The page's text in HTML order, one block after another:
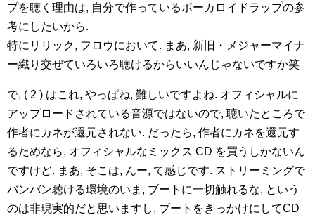
プを聴く理由は, 自分で作っているボーカロイドラップの参
考にしたいから.
特にリリック, フロウにおいて. まあ, 新旧・メジャーマイナ
ー織り交ぜていろいろ聴けるからいいんじゃないですか笑
で, ( 2 ) はこれ, やっぱね, 難しいですよね. オフィシャルに
アップロードされている音源ではないので, 聴いたところで
作者にカネが還元されない. だったら, 作者にカネを還元す
るためなら, オフィシャルなミックス CD を買うしかないん
ですけど. まあ, そこは, んー, て感じです. ストリーミングで
バンバン聴ける環境のいま, ブートに一切触れるな, という
のは非現実的だと思いますし, ブートをきっかけにしてCD